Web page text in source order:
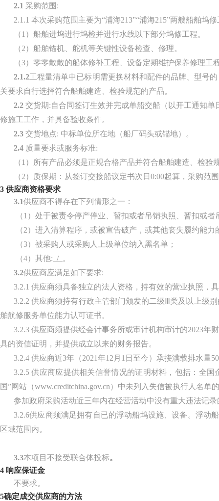
2.1 采购范围 :
2.1.1 本次采购范围主要为“浦海213”“浦海215”两艘船舶
（1）船舶进坞进行坞检并进行水线以下部分坞修工程。
（2） 船舶锚机、舵机等关键性设备检查、修理。
（3）零零散散的船体修补工程、设备定期维护保养修理工
2.1.2工程量清单中已标明需更换材料和配件的品牌、型号
关要求自行选择符合船舶建造、检验规范的产品。
2.2 交货期:自合同签订生效并完成单船交船（以开工通知
修施工工作，并具备验收条件。
2.3 交货地点: 中标单位所在地（船厂码头或锚地）。
2.4 质量要求或服务标准:
（1）所有产品必须是正规合格产品并符合船舶建造、检验
（2）质保期：从签订交接船议定书次日0:00起算 ， 采购范
3 供应商资格要求
3.1供应商不得存在下列情形之一：
（1） 处于被责令停产停业、暂扣或者吊销执照、暂扣或
（2） 进入清算程序，或被宣告破产，或其他丧失履约能力
（3） 被采购人或采购人上级单位纳入黑名单；
（4） 其他: / 。
3.2供应商应满足如下要求:
3.2.1 供应商须具备独立的法人资格，持有效的营业执照，
3.2.2 供应商须持有行政主管部门颁发的二级 Ⅲ类及以上级
舶航修服务单位能力认可证书。
3.2.3 供应商须提供经会计事务所或审计机构审计的2023年
具的资信证明，并提供成立以来的财务报告。
3.2.4 供应商近3年（2021年12月1日至今）承接满载排水量
3.2.5 供应商应提供相关信誉情况的证明材料，包括：全
国”网站（www.creditchina.gov.cn）中未列入失信被执行人名单
参加政府采购活动近三年内在经营活动中没有重大违法记
3.2.6供应商须满足拥有自已的浮动船坞设施、设备。浮动
区域范围内。
3.3本项目不接受联合体投标。
4 响应保证金
不要求。
5确定成交供应商的方法